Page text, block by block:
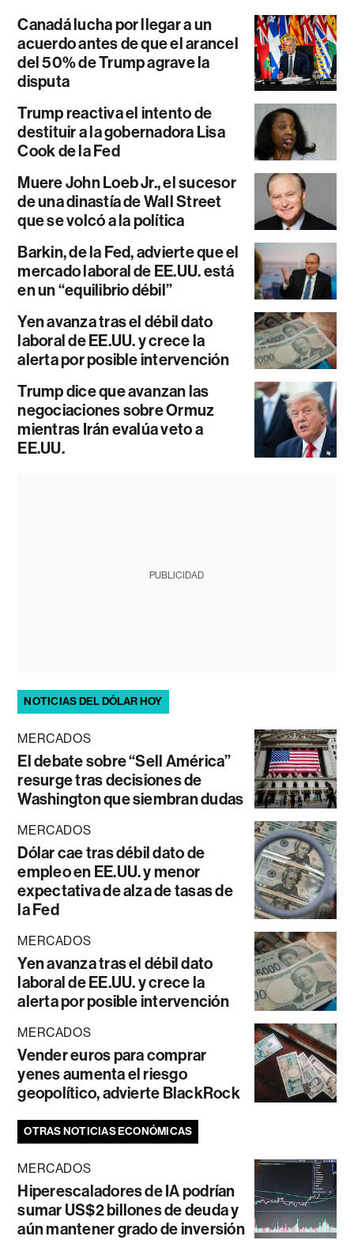
Canadá lucha por llegar a un
acuerdo antes de que el arancel
del 50% de Trump agrave la
disputa
Trump reactiva el intento de
destituir a la gobernadora Lisa
Cook de la Fed
Muere John Loeb Jr., el sucesor
de una dinastía de Wall Street
que se volcó a la política
Barkin, de la Fed, advierte que el
mercado laboral de EE.UU. está
en un “equilibrio débil”
Yen avanza tras el débil dato
laboral de EE.UU. y crece la
alerta por posible intervención
Trump dice que avanzan las
negociaciones sobre Ormuz
mientras Irán evalúa veto a
EE.UU.
PUBLICIDAD
NOTICIAS DEL DÓLAR HOY
MERCADOS
El debate sobre “Sell América”
resurge tras decisiones de
Washington que siembran dudas
MERCADOS
Dólar cae tras débil dato de
empleo en EE.UU. y menor
expectativa de alza de tasas de
la Fed
MERCADOS
Yen avanza tras el débil dato
laboral de EE.UU. y crece la
alerta por posible intervención
MERCADOS
Vender euros para comprar
yenes aumenta el riesgo
geopolítico, advierte BlackRock
OTRAS NOTICIAS ECONÓMICAS
MERCADOS
Hiperescaladores de IA podrían
sumar US$2 billones de deuda y
aún mantener grado de inversión